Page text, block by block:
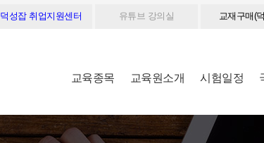
덕성잡 취업지원센터 유튜브 강의실 교재구매(
교육종목 교육원소개 시험일정